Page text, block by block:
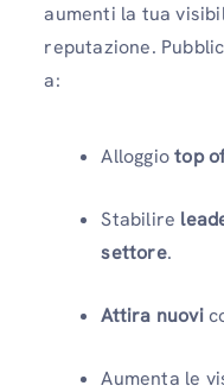
aumenti la tua
reputazione.
a:
Alloggiotop
Stabilire
settore.
Attira nuovi
Aumenta le